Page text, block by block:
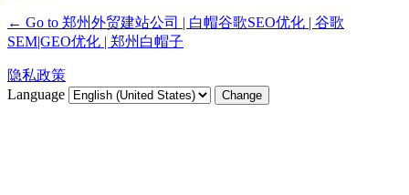
← Go to 郑州外贸建站公司 | 白帽谷歌SEO优化 | 谷歌
SEM|GEO优化 | 郑州白帽子
隐私政策
Language